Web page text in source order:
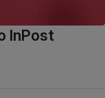
InPost